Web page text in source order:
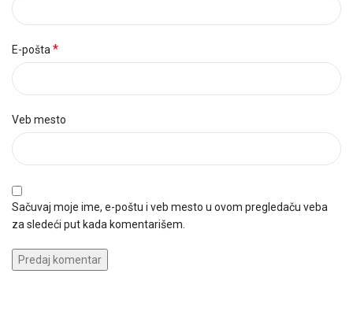
E-pošta*
Veb mesto
Sačuvaj moje ime, e-poštu i veb mesto u ovom pregledaču veba
za sledeći put kada komentarišem.